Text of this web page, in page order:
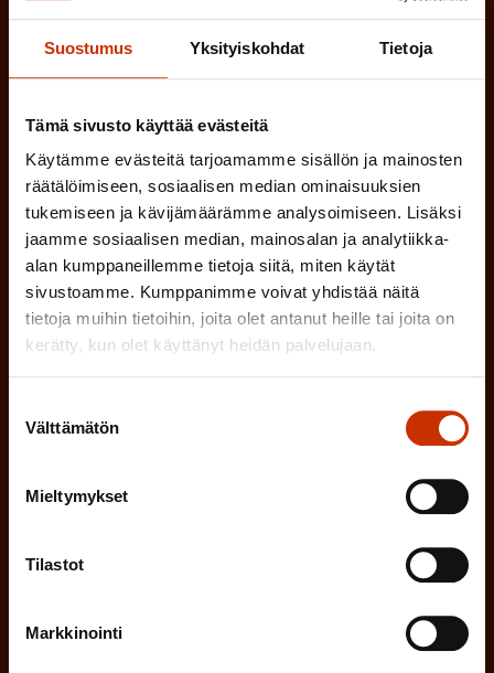
Suostumus Yksityiskohdat Tietoja
Tämä sivusto käyttää evästeitä
Käytämme evästeitä tarjoamamme sisällön ja mainosten
räätälöimiseen, sosiaalisen median ominaisuuksien
tukemiseen ja kävijämäärämme analysoimiseen. Lisäksi
jaamme sosiaalisen median, mainosalan ja analytiikka-
alan kumppaneillemme tietoja siitä, miten käytät
sivustoamme. Kumppanimme voivat yhdistää näitä
tietoja muihin tietoihin, joita olet antanut heille tai joita on
kerätty, kun olet käyttänyt heidän palvelujaan.
valinta
Välttämätön
Mieltymykset
Tilastot
Markkinointi
k
l
i
n
e
n
)
Sukunimi
(
k
o
l
l
i
n
e
Sähköpostiosoite
(
P
a
k
o
l
Mikä tai mitkä näistä kuvaavat sinua
parhaiten?
LUOTTAMUSMIES
TYÖSUOJELUVALTUUTETTU
TÖISSÄ AMMATTILIITOSSA
Millä kielellä haluat uutiskirjeesi